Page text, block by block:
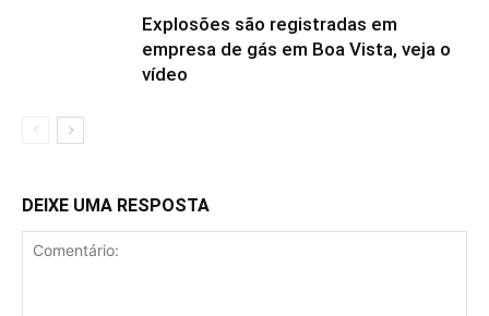
Explosões são registradas em
empresa de gás em Boa Vista, veja o
vídeo
DEIXE UMA RESPOSTA